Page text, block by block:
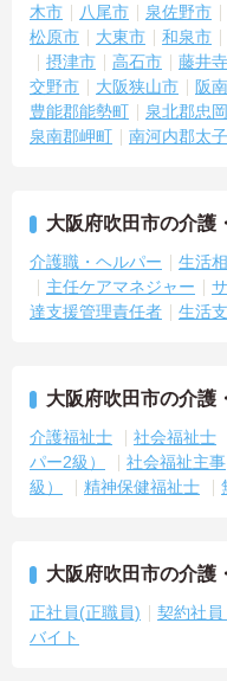
木市
八尾市 泉佐野市
松原市
大東市 和泉市
摂津市
高石市 藤井
交野市
大阪狭山市 阪
豊能郡能勢町
泉北郡忠
泉南郡岬町
南河内郡太
大阪府吹田市の介護
介護職・ヘルパー 生活
主任ケアマネジャー
達支援管理責任者
生活
大阪府吹田市の介護
介護福祉士 社会福祉士
パー2級）
社会福祉主事
級）
精神保健福祉士
大阪府吹田市の介護
正社員(正職員) 契約社員
バイト